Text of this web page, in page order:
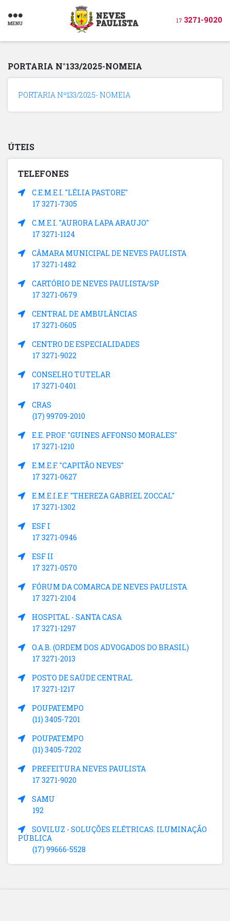
MENU 17 3271-9020
PORTARIA N°133/2025-NOMEIA
PORTARIA Nº133/2025- NOMEIA
ÚTEIS
TELEFONES
C.E.M.E.I. "LÉLIA PASTORE"
17 3271-7305
C.M.E.I. "AURORA LAPA ARAUJO"
17 3271-1124
CÂMARA MUNICIPAL DE NEVES PAULISTA
17 3271-1482
CARTÓRIO DE NEVES PAULISTA/SP
17 3271-0679
CENTRAL DE AMBULÂNCIAS
17 3271-0605
CENTRO DE ESPECIALIDADES
17 3271-9022
CONSELHO TUTELAR
17 3271-0401
CRAS
(17) 99709-2010
E.E. PROF. "GUINES AFFONSO MORALES"
17 3271-1210
E.M.E.F. "CAPITÃO NEVES"
17 3271-0627
E.M.E.I.E.F. "THEREZA GABRIEL ZOCCAL"
17 3271-1302
ESF I
17 3271-0946
ESF II
17 3271-0570
FÓRUM DA COMARCA DE NEVES PAULISTA
17 3271-2104
HOSPITAL - SANTA CASA
17 3271-1297
O.A.B. (ORDEM DOS ADVOGADOS DO BRASIL)
17 3271-2013
POSTO DE SAÚDE CENTRAL
17 3271-1217
POUPATEMPO
(11) 3405-7201
POUPATEMPO
(11) 3405-7202
PREFEITURA NEVES PAULISTA
17 3271-9020
SAMU
192
SOVILUZ - SOLUÇÕES ELÉTRICAS. ILUMINAÇÃO
PÚBLICA
(17) 99666-5528